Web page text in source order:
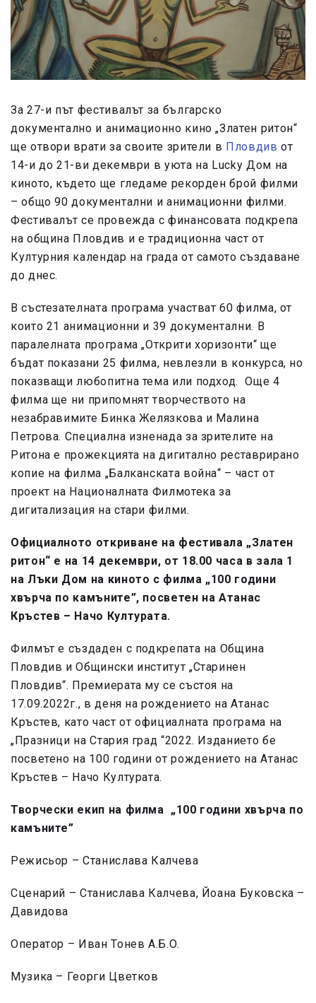
За 27-и път фестивалът за българско
документално и анимационно кино „Златен ритон“
ще отвори врати за своите зрители в Пловдив от
14-и до 21-ви декември в уюта на Lucky Дом на
киното, където ще гледаме рекорден брой филми
– общо 90 документални и анимационни филми.
Фестивалът се провежда с финансовата подкрепа
на община Пловдив и е традиционна част от
Културния календар на града от самото създаване
до днес.
В състезателната програма участват 60 филма, от
които 21 анимационни и 39 документални. В
паралелната програма „Открити хоризонти“ ще
бъдат показани 25 филма, невлезли в конкурса, но
показващи любопитна тема или подход. Още 4
филма ще ни припомнят творчеството на
незабравимите Бинка Желязкова и Малина
Петрова. Специална изненада за зрителите на
Ритона е прожекцията на дигитално реставрирано
копие на филма „Балканската война“ – част от
проект на Националната Филмотека за
дигитализация на стари филми.
Официалното откриване на фестивала „Златен
ритон“ е на 14 декември, от 18.00 часа в зала 1
на Лъки Дом на киното с филма „100 години
хвърча по камъните”, посветен на Атанас
Кръстев – Начо Културата.
Филмът е създаден с подкрепата на Община
Пловдив и Общински институт „Старинен
Пловдив“. Премиерата му се състоя на
17.09.2022г., в деня на рождението на Атанас
Кръстев, като част от официалната програма на
„Празници на Стария град “2022. Изданието бе
посветено на 100 години от рождението на Атанас
Кръстев – Начо Културата.
Творчески екип на филма „100 години хвърча по
камъните”
Режисьор – Станислава Калчева
Сценарий – Станислава Калчева, Йоана Буковска –
Давидова
Оператор – Иван Тонев A.Б.О.
Музика – Георги Цветков